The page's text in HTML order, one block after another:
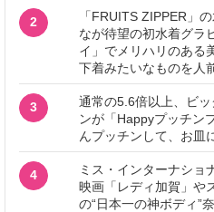
2
「FRUITS ZIPPER」
なが待望の初水着グラ
イ」でメリハリのある
下着みたいなものを人
3
通常の5.6倍以上、ビ
ンが「Happyプッチン
んプッチンして、お皿
4
ミス・インターナショ
映画「レディ加賀」や
の“日本一の神ボディ”